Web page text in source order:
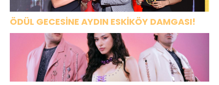
ÖDÜL GECESİNE AYDIN ESKİKÖY DAMGASI!